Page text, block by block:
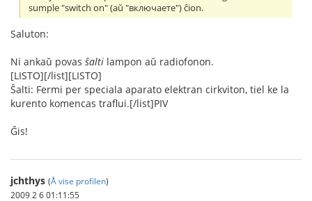
sumple "switch on" (aŭ "включаете") ĉion.
Saluton:
Ni ankaŭ povas ŝalti lampon aŭ radiofonon.
[LISTO][/list][LISTO]
Ŝalti: Fermi per speciala aparato elektran cirkviton, tiel ke la
kurento komencas traflui.[/list]PIV
Ĝis!
jchthys (Å vise profilen)
2009 2 6 01:11:55